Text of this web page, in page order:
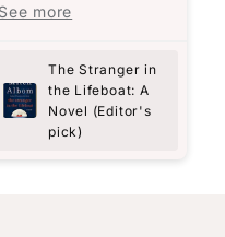
it down.
about the story the
better. You get all
you need to know
from the book
See more
The Stranger in
the Lifeboat: A
Novel (Editor's
pick)